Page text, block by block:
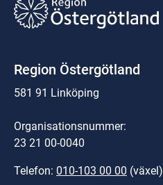
Region Östergötland
581 91 Linköping
Organisationsnummer:
23 21 00-0040
Telefon: 010-103 00 00 (växel)